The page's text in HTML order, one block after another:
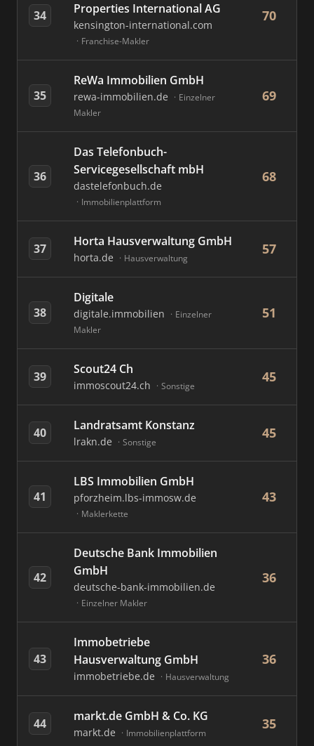
34
Properties International AG
kensington-international.com
Franchise-Makler
70
35
ReWa Immobilien GmbH
rewa-immobilien.de
Einzelner
Makler
69
36
Das Telefonbuch-
Servicegesellschaft mbH
dastelefonbuch.de
Immobilienplattform
68
37 Horta Hausverwaltung GmbH
horta.de Hausverwaltung
57
38
Digitale
digitale.immobilien
Einzelner
Makler
51
39 Scout24 Ch
immoscout24.ch Sonstige
45
40 Landratsamt Konstanz
lrakn.de Sonstige
45
41
LBS Immobilien GmbH
pforzheim.lbs-immosw.de
Maklerkette
43
42
Deutsche Bank Immobilien
GmbH
deutsche-bank-immobilien.de
Einzelner Makler
36
43
Immobetriebe
Hausverwaltung GmbH
immobetriebe.de Hausverwaltung
36
44 markt.de GmbH & Co. KG
markt.de Immobilienplattform
35